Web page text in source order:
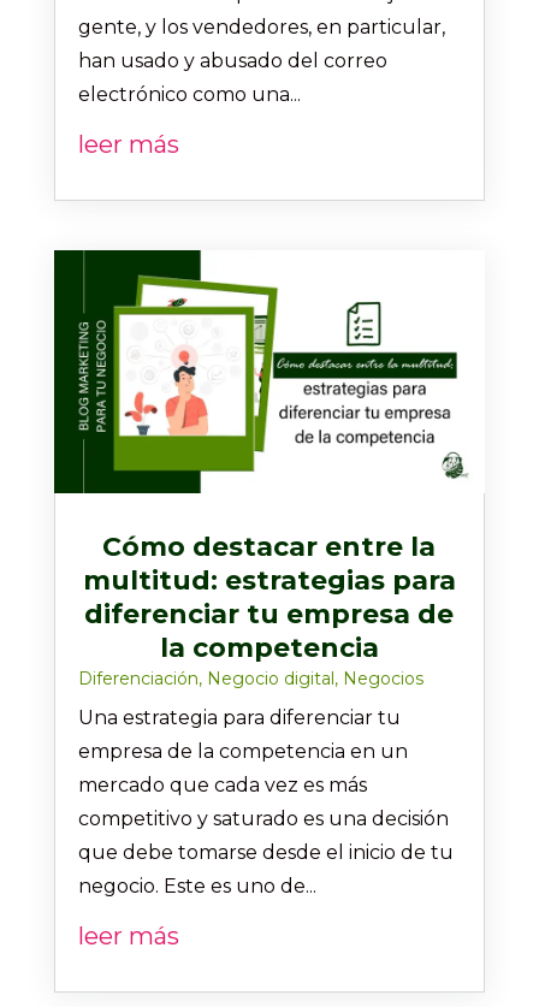
gente, y los vendedores, en particular,
han usado y abusado del correo
electrónico como una...
leer más
Cómo destacar entre la
multitud: estrategias para
diferenciar tu empresa de
la competencia
Diferenciación, Negocio digital, Negocios
Una estrategia para diferenciar tu
empresa de la competencia en un
mercado que cada vez es más
competitivo y saturado es una decisión
que debe tomarse desde el inicio de tu
negocio. Este es uno de...
leer más